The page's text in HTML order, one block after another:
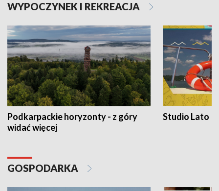
WYPOCZYNEK I REKREACJA
Podkarpackie horyzonty - z góry
widać więcej
Studio Lato
GOSPODARKA